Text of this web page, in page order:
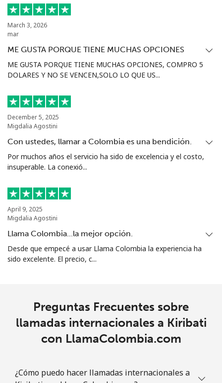
March 3, 2026
mar
ME GUSTA PORQUE TIENE MUCHAS OPCIONES
ME GUSTA PORQUE TIENE MUCHAS OPCIONES, COMPRO 5
DOLARES Y NO SE VENCEN,SOLO LO QUE US...
December 5, 2025
Migdalia Agostini
Con ustedes, llamar a Colombia es una bendición.
Por muchos años el servicio ha sido de excelencia y el costo,
insuperable. La conexió...
April 9, 2025
Migdalia Agostini
Llama Colombia...la mejor opción.
Desde que empecé a usar Llama Colombia la experiencia ha
sido excelente. El precio, c...
Preguntas Frecuentes sobre
llamadas internacionales a Kiribati
con LlamaColombia.com
¿Cómo puedo hacer llamadas internacionales a